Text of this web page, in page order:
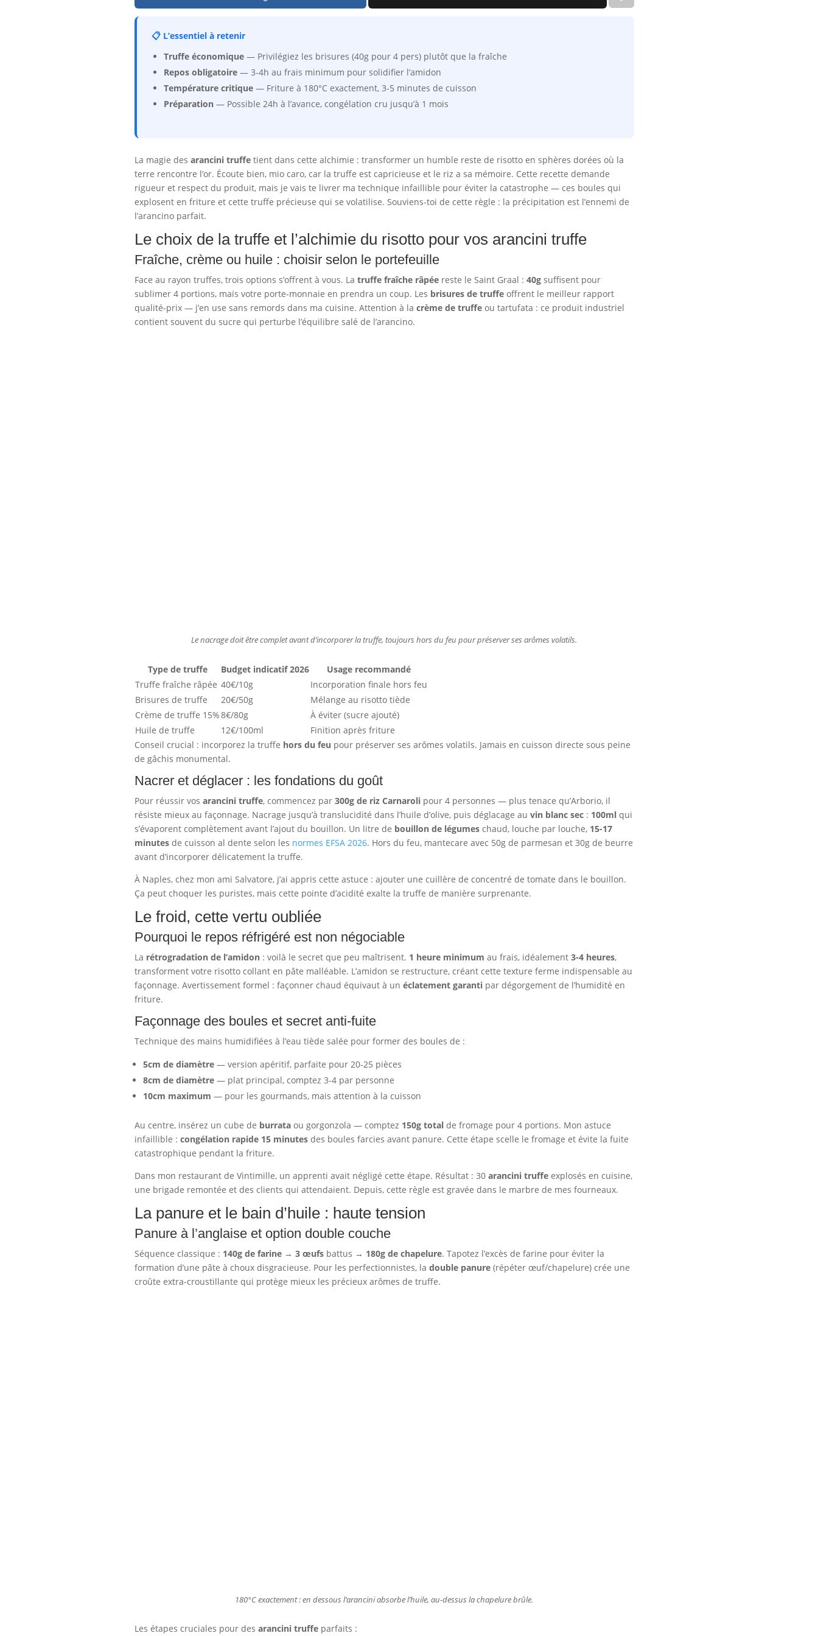
📋 L’essentiel à retenir
Truffe économique — Privilégiez les brisures (40g pour 4 pers) plutôt que la fraîche
Repos obligatoire — 3-4h au frais minimum pour solidifier l’amidon
Température critique — Friture à 180°C exactement, 3-5 minutes de cuisson
Préparation — Possible 24h à l’avance, congélation cru jusqu’à 1 mois
La magie des arancini truffe tient dans cette alchimie : transformer un humble reste de risotto en sphères dorées où la
terre rencontre l’or. Écoute bien, mio caro, car la truffe est capricieuse et le riz a sa mémoire. Cette recette demande
rigueur et respect du produit, mais je vais te livrer ma technique infaillible pour éviter la catastrophe — ces boules qui
explosent en friture et cette truffe précieuse qui se volatilise. Souviens-toi de cette règle : la précipitation est l’ennemi de
l’arancino parfait.
Le choix de la truffe et l’alchimie du risotto pour vos arancini truffe
Fraîche, crème ou huile : choisir selon le portefeuille
Face au rayon truffes, trois options s’offrent à vous. La truffe fraîche râpée reste le Saint Graal : 40g suffisent pour
sublimer 4 portions, mais votre porte-monnaie en prendra un coup. Les brisures de truffe offrent le meilleur rapport
qualité-prix — j’en use sans remords dans ma cuisine. Attention à la crème de truffe ou tartufata : ce produit industriel
contient souvent du sucre qui perturbe l’équilibre salé de l’arancino.
Le nacrage doit être complet avant d’incorporer la truffe, toujours hors du feu pour préserver ses arômes volatils.
Type de truffe Budget indicatif 2026
Usage recommandé
Truffe fraîche râpée 40€/10g
Incorporation finale hors feu
Brisures de truffe
20€/50g
Mélange au risotto tiède
Crème de truffe 15%8€/80g
À éviter (sucre ajouté)
Huile de truffe
12€/100ml
Finition après friture
Conseil crucial : incorporez la truffe hors du feu pour préserver ses arômes volatils. Jamais en cuisson directe sous peine
de gâchis monumental.
Nacrer et déglacer : les fondations du goût
Pour réussir vos arancini truffe, commencez par 300g de riz Carnaroli pour 4 personnes — plus tenace qu’Arborio, il
résiste mieux au façonnage. Nacrage jusqu’à translucidité dans l’huile d’olive, puis déglacage au vin blanc sec : 100ml qui
s’évaporent complètement avant l’ajout du bouillon. Un litre de bouillon de légumes chaud, louche par louche, 15-17
minutes de cuisson al dente selon les normes EFSA 2026. Hors du feu, mantecare avec 50g de parmesan et 30g de beurre
avant d’incorporer délicatement la truffe.
À Naples, chez mon ami Salvatore, j’ai appris cette astuce : ajouter une cuillère de concentré de tomate dans le bouillon.
Ça peut choquer les puristes, mais cette pointe d’acidité exalte la truffe de manière surprenante.
Le froid, cette vertu oubliée
Pourquoi le repos réfrigéré est non négociable
La rétrogradation de l’amidon : voilà le secret que peu maîtrisent. 1 heure minimum au frais, idéalement 3-4 heures,
transforment votre risotto collant en pâte malléable. L’amidon se restructure, créant cette texture ferme indispensable au
façonnage. Avertissement formel : façonner chaud équivaut à un éclatement garanti par dégorgement de l’humidité en
friture.
Façonnage des boules et secret anti-fuite
Technique des mains humidifiées à l’eau tiède salée pour former des boules de :
5cm de diamètre — version apéritif, parfaite pour 20-25 pièces
8cm de diamètre — plat principal, comptez 3-4 par personne
10cm maximum — pour les gourmands, mais attention à la cuisson
Au centre, insérez un cube de burrata ou gorgonzola — comptez 150g total de fromage pour 4 portions. Mon astuce
infaillible : congélation rapide 15 minutes des boules farcies avant panure. Cette étape scelle le fromage et évite la fuite
catastrophique pendant la friture.
Dans mon restaurant de Vintimille, un apprenti avait négligé cette étape. Résultat : 30 arancini truffe explosés en cuisine,
une brigade remontée et des clients qui attendaient. Depuis, cette règle est gravée dans le marbre de mes fourneaux.
La panure et le bain d’huile : haute tension
Panure à l’anglaise et option double couche
Séquence classique : 140g de farine → 3 œufs battus → 180g de chapelure. Tapotez l’excès de farine pour éviter la
formation d’une pâte à choux disgracieuse. Pour les perfectionnistes, la double panure (répéter œuf/chapelure) crée une
croûte extra-croustillante qui protège mieux les précieux arômes de truffe.
180°C exactement : en dessous l’arancini absorbe l’huile, au-dessus la chapelure brûle.
Les étapes cruciales pour des arancini truffe parfaits :